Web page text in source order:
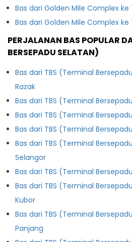
Bas dari Golden Mile Complex
Bas dari Golden Mile Complex ke
PERJALANAN BAS POPULAR
BERSEPADU SELATAN)
Bas dari TBS (Terminal
Razak
Bas dari TBS (Terminal
Bas dari TBS (Terminal
Bas dari TBS (Terminal
Bas dari TBS (Terminal
Selangor
Bas dari TBS (Terminal
Bas dari TBS (Terminal
Kubor
Bas dari TBS (Terminal
Panjang